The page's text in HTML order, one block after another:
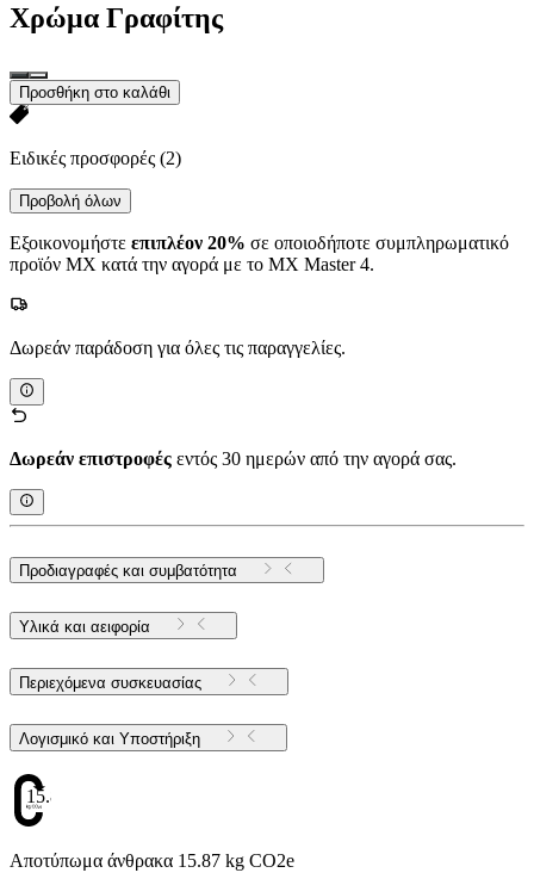
Χρώμα Γραφίτης
Προσθήκη στο καλάθι
Ειδικές προσφορές (2)
Προβολή όλων
Εξοικονομήστε επιπλέον 20% σε οποιοδήποτε συμπληρωματικό
προϊόν MX κατά την αγορά με το MX Master 4.
Δωρεάν παράδοση για όλες τις παραγγελίες.
Δωρεάν επιστροφές εντός 30 ημερών από την αγορά σας.
Προδιαγραφές και συμβατότητα
Υλικά και αειφορία
Περιεχόμενα συσκευασίας
Λογισμικό και Υποστήριξη
15.87
Αποτύπωμα άνθρακα 15.87 kg CO2e